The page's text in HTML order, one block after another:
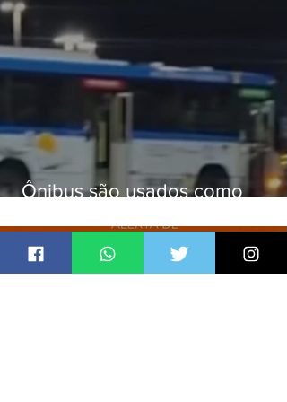
Ônibus são usados como
Gardênia Azul
Jornal Daki
há 16 horas